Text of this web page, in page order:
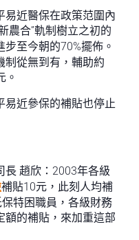
易近醫保在政策范圍內
農合”軌制樹立之初的
步至今朝的70%擺佈。
制從無到有，輔助約
。
易近參保的補貼也停止
長 趙欣：2003年各級
補貼10元，此刻人均補
特困職員，各級財務
額的補貼，來加重這部